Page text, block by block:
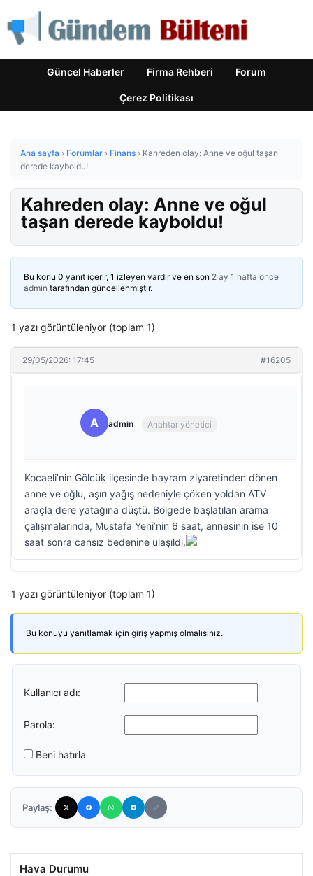
Güncel Haberler Firma Rehberi Forum
Çerez Politikası
Ana sayfa › Forumlar › Finans › Kahreden olay: Anne ve oğul taşan
derede kayboldu!
Kahreden olay: Anne ve oğul
taşan derede kayboldu!
Bu konu 0 yanıt içerir, 1 izleyen vardır ve en son 2 ay 1 hafta önce
admin tarafından güncellenmiştir.
1 yazı görüntüleniyor (toplam 1)
29/05/2026: 17:45 #16205
A admin Anahtar yönetici
Kocaeli’nin Gölcük ilçesinde bayram ziyaretinden dönen
anne ve oğlu, aşırı yağış nedeniyle çöken yoldan ATV
araçla dere yatağına düştü. Bölgede başlatılan arama
çalışmalarında, Mustafa Yeni’nin 6 saat, annesinin ise 10
saat sonra cansız bedenine ulaşıldı.
1 yazı görüntüleniyor (toplam 1)
Bu konuyu yanıtlamak için giriş yapmış olmalısınız.
Kullanıcı adı:
Parola:
Beni hatırla
Paylaş:
Hava Durumu